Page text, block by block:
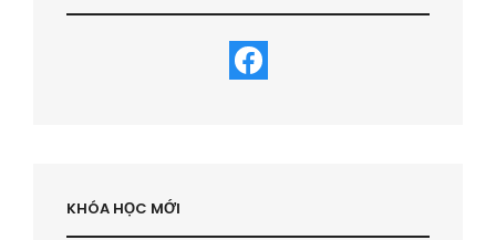
KHÓA HỌC MỚI